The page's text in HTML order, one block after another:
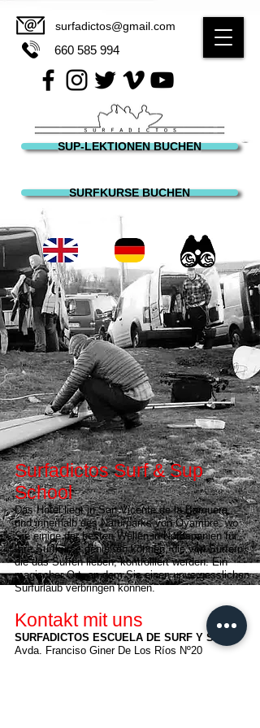
surfadictos@gmail.com
660 585 994
SURFKURSE BUCHEN
SUP-LEKTIONEN BUCHEN
Surfadictos Surf & Sup
School
Das Hotel liegt in San Vicente de la Barquera,
und innerhalb des Naturparks von Oyambre, wo
Sie einige der besten Wellen in Nordspanien für
Ihre Surfkurse genießen können, die von Surfern,
die das Surfen lieben, kontrolliert werden. Ein
magischer Ort, an dem Sie einen unvergesslichen
Surfurlaub verbringen können.
Kontakt mit uns
SURFADICTOS ESCUELA DE SURF Y SUP
Avda. Franciso Giner De Los Ríos Nº20